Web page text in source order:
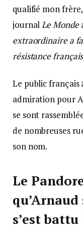
qualifié mon
journalLe Monde
extraordinaire a
résistance
Le public français
admiration pour
se sont
de nombreuses
son nom.
Le
s’est battu